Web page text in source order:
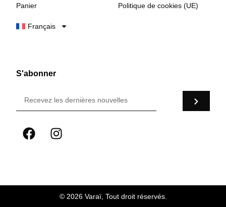
Panier
Français
Politique de cookies (UE)
S'abonner
© 2026 Varaï, Tout droit réservés.